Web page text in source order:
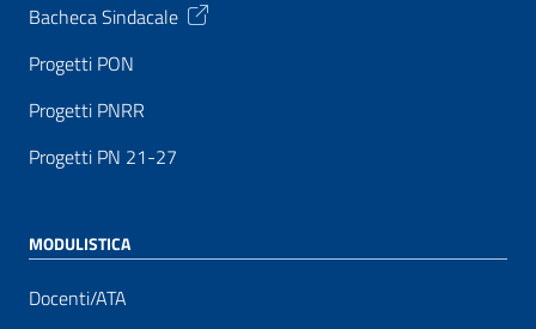
Bacheca Sindacale
Progetti PON
Progetti PNRR
Progetti PN 21-27
MODULISTICA
Docenti/ATA